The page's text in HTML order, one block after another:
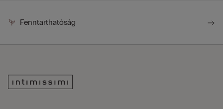
Fenntarthatóság